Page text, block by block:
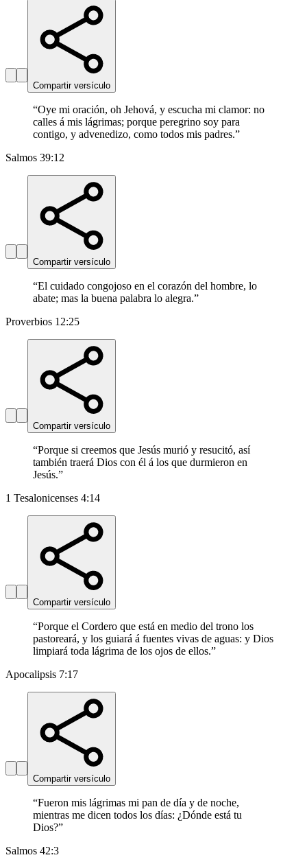
Compartir versículo
“Oye mi oración, oh Jehová, y escucha mi clamor: no
calles á mis lágrimas; porque peregrino soy para
contigo, y advenedizo, como todos mis padres.”
Salmos 39:12
Compartir versículo
“El cuidado congojoso en el corazón del hombre, lo
abate; mas la buena palabra lo alegra.”
Proverbios 12:25
Compartir versículo
“Porque si creemos que Jesús murió y resucitó, así
también traerá Dios con él á los que durmieron en
Jesús.”
1 Tesalonicenses 4:14
Compartir versículo
“Porque el Cordero que está en medio del trono los
pastoreará, y los guiará á fuentes vivas de aguas: y Dios
limpiará toda lágrima de los ojos de ellos.”
Apocalipsis 7:17
Compartir versículo
“Fueron mis lágrimas mi pan de día y de noche,
mientras me dicen todos los días: ¿Dónde está tu
Dios?”
Salmos 42:3